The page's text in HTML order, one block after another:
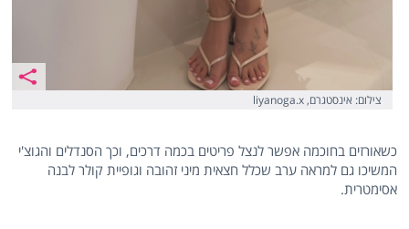
צילום: אינסטגרם, liyanoga.x
כשאורזים בחוכמה אפשר לנצל פריטים בכמה דרכים, וכך הסנדלים והגוצ'י
המשיכו גם למראה ערב שכלל חצאית מיני זהובה וגופיית קולר לבנה
אסימטרית.